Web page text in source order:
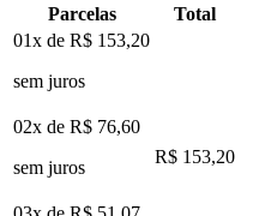
Parcelas
Total
01x de R$ 153,20
sem juros
02x de R$ 76,60
sem juros
R$ 153,20